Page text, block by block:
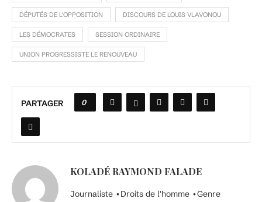
DÉPUTÉS DE L'OPPOSITION DISCOURS DE LOUIS VLAVONOU
LES DÉMOCRATES SESSION ORDINAIRE
UNION PROGRESSISTE LE RENOUVEAU
PARTAGER 0
KOLADÉ RAYMOND FALADE
Journaliste •Droits de l'homme •Genre